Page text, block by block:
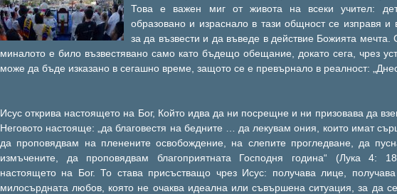
Това е важен миг от живота на всеки учител:
образовано и израснало в тази общност се изправя и
за да възвести и да въведе в действие Божията мечта.
миналото е било възвестявано само като бъдещо обещание, докато сега, чрез
може да бъде изказано в сегашно време, защото се е превърнало в реалност:
Исус открива настоящето на Бог, Който идва да ни посрещне и ни призовава да
Неговото настояще: „да благовестя на бедните … да лекувам ония, които имат
да проповядвам на пленените освобождение, на слепите прогледване, да
измъчените, да проповядвам благоприятната Господня година“ (Лука 4:
настоящето на Бог. То става присъстващо чрез Исус: получава лице,
милосърдната любов, която не очаква идеална или съвършена ситуация, за да